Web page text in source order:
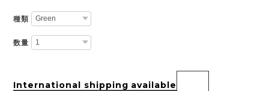
種類
数量
International shipping available